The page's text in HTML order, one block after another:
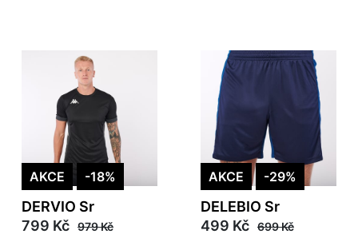
AKCE -18%
DERVIO Sr
799 Kč 979 Kč
AKCE -29%
DELEBIO Sr
499 Kč 699 Kč